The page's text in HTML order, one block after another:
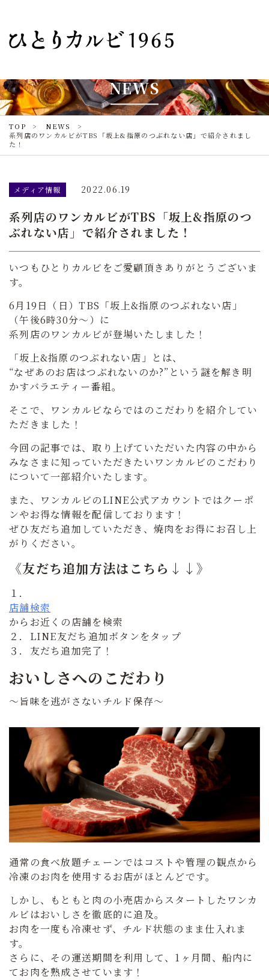
NEWS
TOP
NEWS
系列店のワンカルビがTBS「坂上&指原のつぶれない店」で紹介されまし
た！
メディア情報 2022.06.19
系列店のワンカルビがTBS「坂上&指原のつ
ぶれない店」で紹介されました！
いつもひとりカルビをご愛顧頂きありがとうございま
す。
6月19日（日）TBS「坂上&指原のつぶれない店」
（午後6時30分～）に
系列店のワンカルビが登場いたしました！
「坂上&指原のつぶれない店」とは、
“なぜあのお店はつぶれないのか?”という謎を解き明
かすバラエティー番組。
そこで、ワンカルビならではのこだわりを紹介してい
ただきました！
今回の記事では、取り上げていただいた内容の中から
みなさまに知っていただきたいワンカルビのこだわり
について一部紹介いたします。
また、ワンカルビのLINE公式アカウントではクーポ
ンやお得な情報を配信しております！
ぜひ友だち追加していただき、焼肉をお得にお召し上
がりください。
《友だち追加方法はこちら↓↓》
１．
店舗検索
からお近くの店舗を検索
２．LINE友だち追加ボタンをタップ
３．友だち追加完了！
おいしさへのこだわり
～旨味を逃がさないチルド保存～
通常の食べ放題チェーンではコストや管理の観点から
冷凍のお肉を使用するお店がほとんどです。
しかし、もともと肉の小売店からスタートしたワンカ
ルビはおいしさを徹底的に追及。
お肉を一度も冷凍せず、チルド状態のまま仕入れま
す。
さらに、その運送期間を利用して、1ヶ月間、船内に
てお肉を熟成させています！